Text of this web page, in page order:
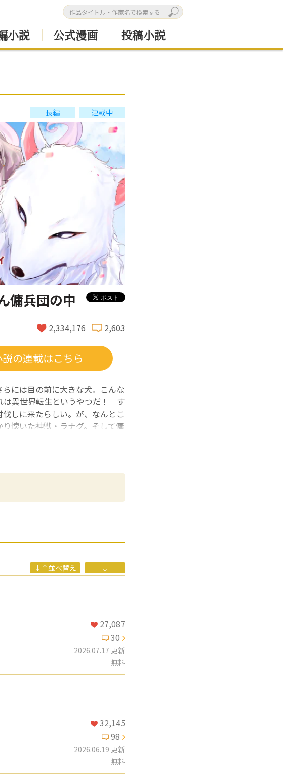
小説 公式漫画 投稿小説
長編 連載中
傭兵団の中
2,334,176 2,603
の連載はこちら
には目の前に大きな犬。こんな
は異世界転生というやつだ！ す
しに来たらしい。が、なんとこ
懐いた神獣・ラナグ。そして傭
、アルファポリス、全5巻）、
箱、Gファンタジーコミックス、
子と、最強のおじさん傭兵団の中
↓↑並べ替え ↓
27,087
30
2026.07.17 更新
無料
32,145
98
2026.06.19 更新
無料